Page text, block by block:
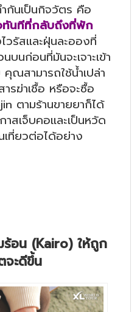
เป็นกิจวัตร คือ
ทันทีที่กลับถึงที่พัก
รัสและฝุ่นละอองที่
บนก่อนที่มันจะเจาะเข้า
คุณสามารถใช้น้ำเปล่า
รฆ่าเชื้อ หรือจะซื้อ
ตามร้านขายยาก็ได้
สเจ็บคอและเป็นหวัด
ที่ยวต่อได้อย่าง
ร้อน (Kairo) ให้ถูก
ะดีขึ้น